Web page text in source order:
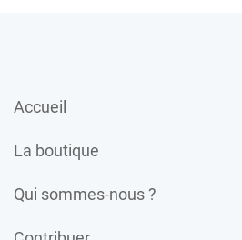
Accueil
La boutique
Qui sommes-nous ?